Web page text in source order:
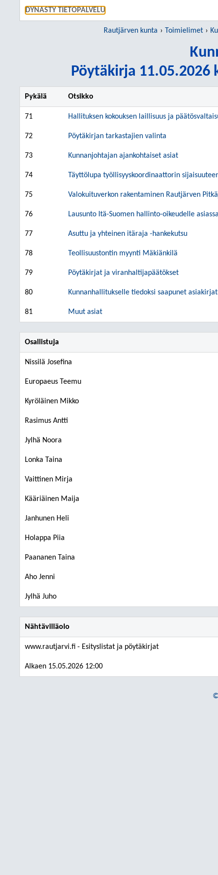
DYNASTY TIETOPALVELU
Rautjärven kunta Toimielimet
Pöytäkirja 11.05.2026
Pykälä Otsikko
71 Hallituksen kokouksen laillisuus ja
72 Pöytäkirjan tarkastajien valinta
73 Kunnanjohtajan ajankohtaiset asiat
74 Täyttölupa työllisyyskoordinaattorin
75 Valokuituverkon rakentaminen Rautjärven
76 Lausunto Itä-Suomen hallinto-oikeudelle
77 Asuttu ja yhteinen itäraja -hankekutsu
78 Teollisuustontin myynti Mäkiänkilä
79 Pöytäkirjat ja viranhaltijapäätökset
80 Kunnanhallitukselle tiedoksi saapunet
81 Muut asiat
Osallistuja
Nissilä Josefina
Europaeus Teemu
Kyröläinen Mikko
Rasimus Antti
Jylhä Noora
Lonka Taina
Vaittinen Mirja
Kääriäinen Maija
Janhunen Heli
Holappa Piia
Paananen Taina
Aho Jenni
Jylhä Juho
Nähtävilläolo
www.rautjarvi.fi - Esityslistat ja pöytäkirjat
Alkaen 15.05.2026 12:00